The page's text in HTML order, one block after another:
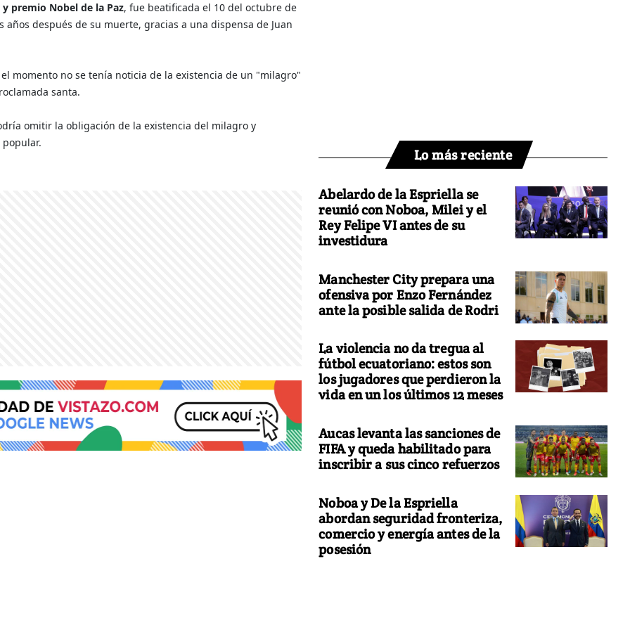
premio Nobel de la Paz, fue beatificada el 10 del octubre de
después de su muerte, gracias a una dispensa de Juan
momento no se tenía noticia de la existencia de un "milagro"
santa.
omitir la obligación de la existencia del milagro y
Lo más reciente
Abelardo de la Espriella se
reunió con Noboa, Milei y el
Rey Felipe VI antes de su
investidura
Manchester City prepara una
ofensiva por Enzo Fernández
ante la posible salida de Rodri
La violencia no da tregua al
fútbol ecuatoriano: estos son
los jugadores que perdieron la
vida en un los últimos 12 meses
Aucas levanta las sanciones de
FIFA y queda habilitado para
inscribir a sus cinco refuerzos
Noboa y De la Espriella
abordan seguridad fronteriza,
comercio y energía antes de la
posesión